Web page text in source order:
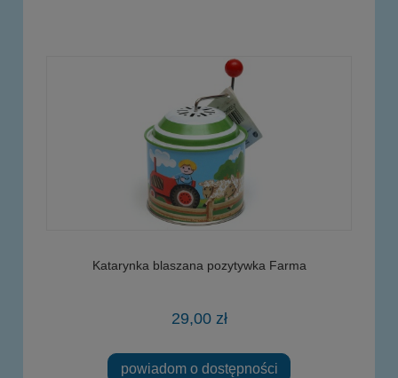
Katarynka blaszana pozytywka Farma
29,00 zł
powiadom o dostępności